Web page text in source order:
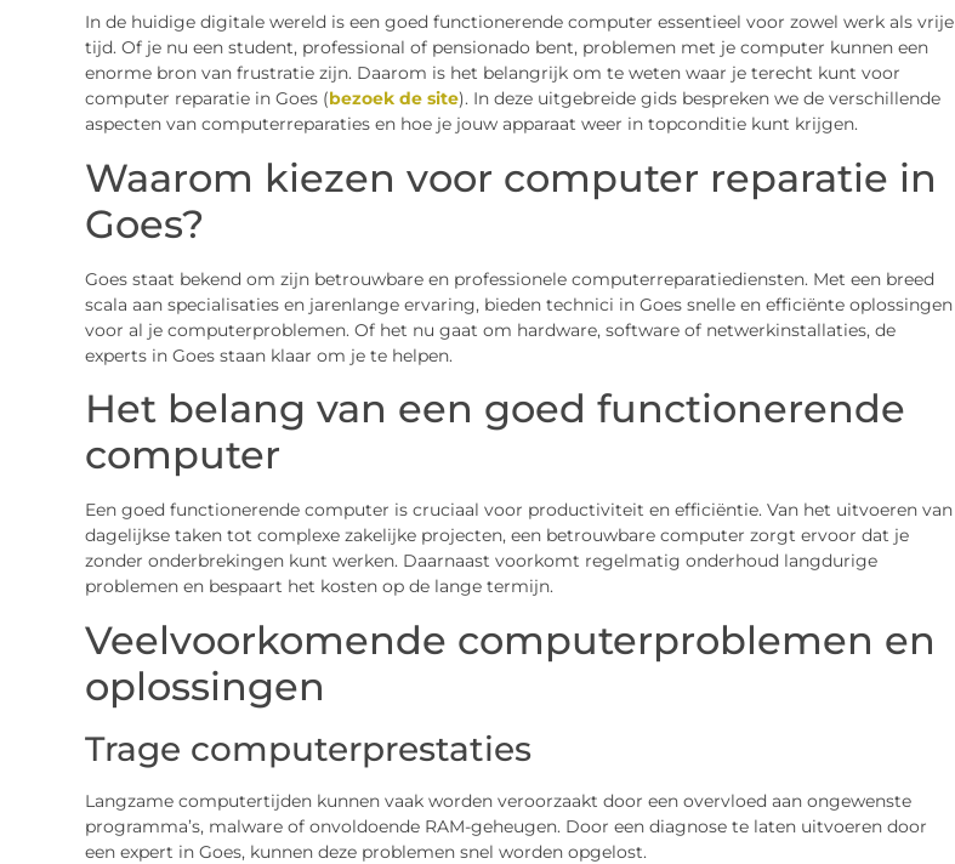
In de huidige digitale wereld is een goed functionerende computer essentieel voor zowel werk als vrije
tijd. Of je nu een student, professional of pensionado bent, problemen met je computer kunnen een
enorme bron van frustratie zijn. Daarom is het belangrijk om te weten waar je terecht kunt voor
computer reparatie in Goes (bezoek de site). In deze uitgebreide gids bespreken we de verschillende
aspecten van computerreparaties en hoe je jouw apparaat weer in topconditie kunt krijgen.
Waarom kiezen voor computer reparatie in
Goes?
Goes staat bekend om zijn betrouwbare en professionele computerreparatiediensten. Met een breed
scala aan specialisaties en jarenlange ervaring, bieden technici in Goes snelle en efficiënte oplossingen
voor al je computerproblemen. Of het nu gaat om hardware, software of netwerkinstallaties, de
experts in Goes staan klaar om je te helpen.
Het belang van een goed functionerende
computer
Een goed functionerende computer is cruciaal voor productiviteit en efficiëntie. Van het uitvoeren van
dagelijkse taken tot complexe zakelijke projecten, een betrouwbare computer zorgt ervoor dat je
zonder onderbrekingen kunt werken. Daarnaast voorkomt regelmatig onderhoud langdurige
problemen en bespaart het kosten op de lange termijn.
Veelvoorkomende computerproblemen en
oplossingen
Trage computerprestaties
Langzame computertijden kunnen vaak worden veroorzaakt door een overvloed aan ongewenste
programma’s, malware of onvoldoende RAM-geheugen. Door een diagnose te laten uitvoeren door
een expert in Goes, kunnen deze problemen snel worden opgelost.